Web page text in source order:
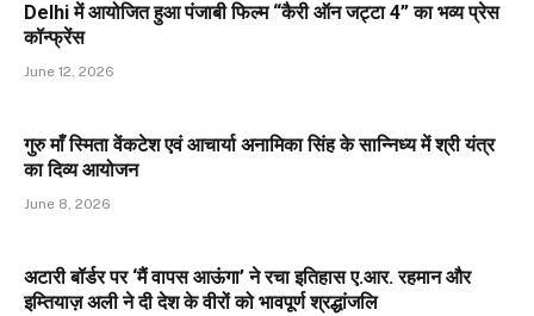
Delhi में आयोजित हुआ पंजाबी फिल्म “कैरी ऑन जट्टा 4” का भव्य प्रेस
कॉन्फ्रेंस
June 12, 2026
गुरु माँ स्मिता वेंकटेश एवं आचार्या अनामिका सिंह के सान्निध्य में श्री यंत्र
का दिव्य आयोजन
June 8, 2026
अटारी बॉर्डर पर ‘मैं वापस आऊंगा’ ने रचा इतिहास ए.आर. रहमान और
इम्तियाज़ अली ने दी देश के वीरों को भावपूर्ण श्रद्धांजलि